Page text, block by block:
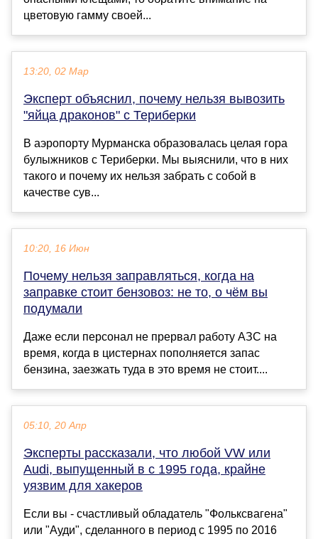
цветовую гамму своей...
13:20, 02 Мар
Эксперт объяснил, почему нельзя вывозить
"яйца драконов" с Териберки
В аэропорту Мурманска образовалась целая гора
булыжников с Териберки. Мы выяснили, что в них
такого и почему их нельзя забрать с собой в
качестве сув...
10:20, 16 Июн
Почему нельзя заправляться, когда на
заправке стоит бензовоз: не то, о чём вы
подумали
Даже если персонал не прервал работу АЗС на
время, когда в цистернах пополняется запас
бензина, заезжать туда в это время не стоит....
05:10, 20 Апр
Эксперты рассказали, что любой VW или
Audi, выпущенный в с 1995 года, крайне
уязвим для хакеров
Если вы - счастливый обладатель "Фольксвагена"
или "Ауди", сделанного в период с 1995 по 2016